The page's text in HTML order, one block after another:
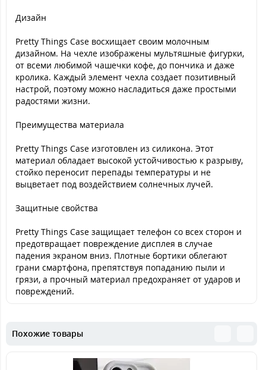
Дизайн
Pretty Things Case восхищает своим молочным
дизайном. На чехле изображены мультяшные фигурки,
от всеми любимой чашечки кофе, до пончика и даже
кролика. Каждый элемент чехла создает позитивный
настрой, поэтому можно насладиться даже простыми
радостями жизни.
Преимущества материала
Pretty Things Case изготовлен из силикона. Этот
материал обладает высокой устойчивостью к разрыву,
стойко переносит перепады температуры и не
выцветает под воздействием солнечных лучей.
Защитные свойства
Pretty Things Case защищает телефон со всех сторон и
предотвращает повреждение дисплея в случае
падения экраном вниз. Плотные бортики облегают
грани смартфона, препятствуя попаданию пыли и
грязи, а прочный материал предохраняет от ударов и
повреждений.
Похожие товары